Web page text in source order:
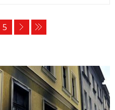
5